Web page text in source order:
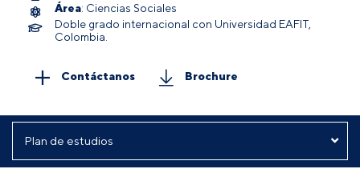
Área: Ciencias Sociales
Doble grado internacional con Universidad EAFIT,
Colombia.
Contáctanos Brochure